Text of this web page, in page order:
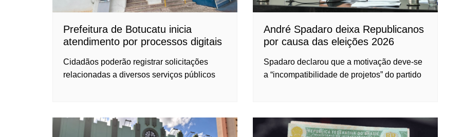
Prefeitura de Botucatu inicia
atendimento por processos digitais
Cidadãos poderão registrar solicitações
relacionadas a diversos serviços públicos
André Spadaro deixa Republicanos
por causa das eleições 2026
Spadaro declarou que a motivação deve-se
a “incompatibilidade de projetos” do partido